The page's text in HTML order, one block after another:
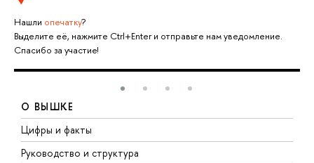
Нашли опечатку?
Выделите её, нажмите Ctrl+Enter и отправьте нам уведомление.
Спасибо за участие!
О ВЫШКЕ
Цифры и факты
Руководство и структура